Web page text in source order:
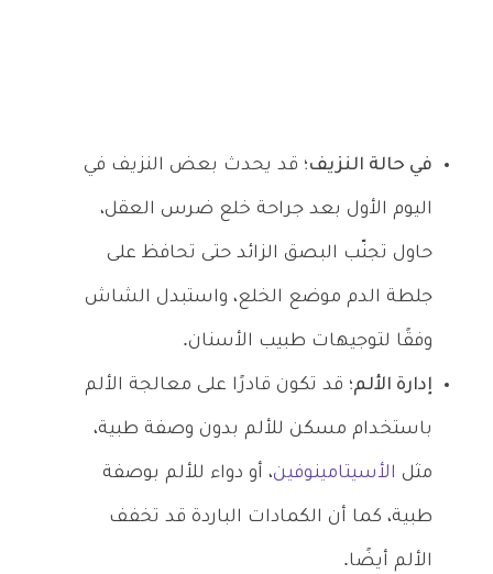
في حالة النزيف؛ قد يحدث بعض النزيف في
اليوم الأول بعد جراحة خلع ضرس العقل،
حاول تجنّب البصق الزائد حتى تحافظ على
جلطة الدم موضع الخلع، واستبدل الشاش
وفقًا لتوجيهات طبيب الأسنان.
إدارة الألم؛ قد تكون قادرًا على معالجة الألم
باستخدام مسكن للألم بدون وصفة طبية،
مثل الأسيتامينوفين، أو دواء للألم بوصفة
طبية، كما أن الكمادات الباردة قد تخفف
الألم أيضًا.